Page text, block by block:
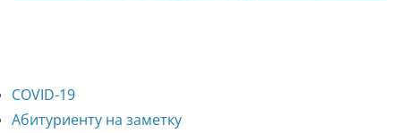
COVID-19
Абитуриенту на заметку